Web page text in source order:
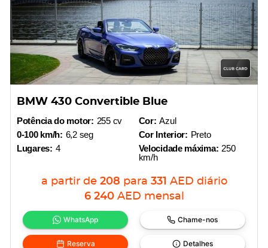
BMW 430 Convertible Blue
Potência do motor: 255 cv
0-100 km/h: 6,2 seg
Lugares: 4
Cor: Azul
Cor Interior: Preto
Velocidade máxima: 250
km/h
a partir de 208 para 331 AED diário
6 240 AED mensal
WhatsApp Chame-nos
Reserva Detalhes